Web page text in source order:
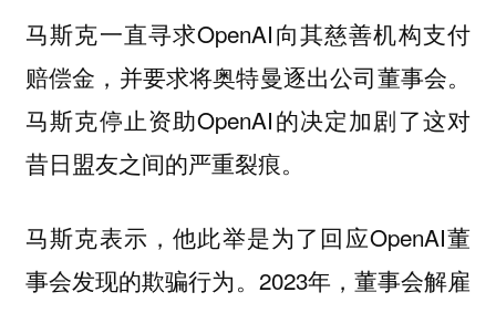
马斯克一直寻求OpenAI向其慈善机构支付
赔偿金，并要求将奥特曼逐出公司董事会。
马斯克停止资助OpenAI的决定加剧了这对
昔日盟友之间的严重裂痕。
马斯克表示，他此举是为了回应OpenAI董
事会发现的欺骗行为。2023年，董事会解雇